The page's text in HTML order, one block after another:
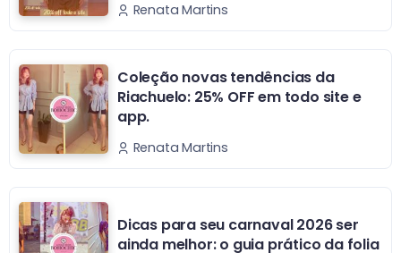
Renata Martins
Coleção novas tendências da
Riachuelo: 25% OFF em todo site e
app.
Renata Martins
Dicas para seu carnaval 2026 ser
ainda melhor: o guia prático da folia